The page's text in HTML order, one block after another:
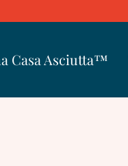
Casa Asciutta™